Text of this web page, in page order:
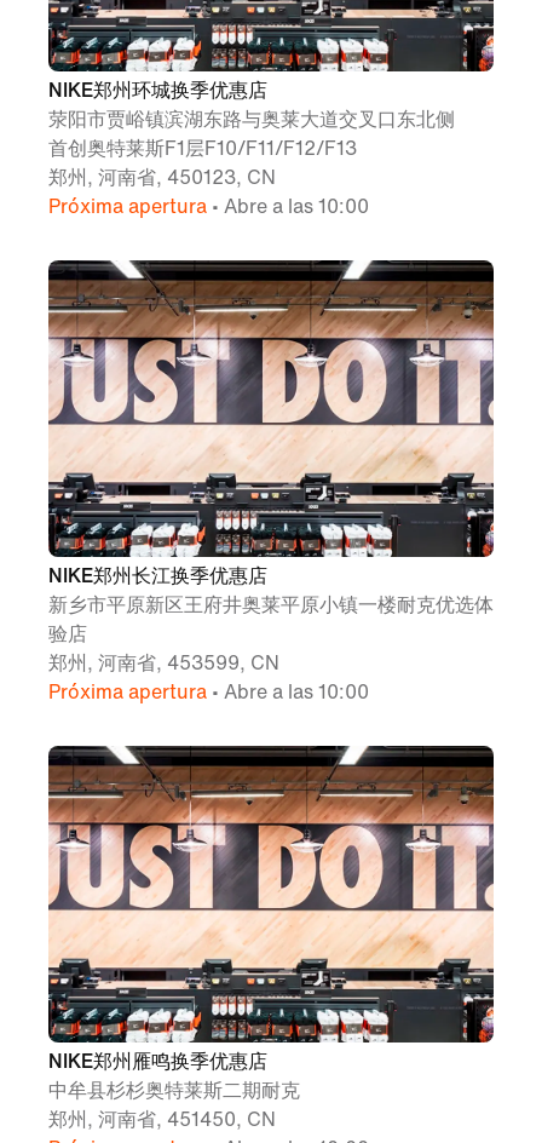
NIKE郑州环城换季优惠店
荥阳市贾峪镇滨湖东路与奥莱大道交叉口东北侧
首创奥特莱斯F1层F10/F11/F12/F13
郑州, 河南省, 450123, CN
Próxima apertura • Abre a las 10:00
NIKE郑州长江换季优惠店
新乡市平原新区王府井奥莱平原小镇一楼耐克优选体
验店
郑州, 河南省, 453599, CN
Próxima apertura • Abre a las 10:00
NIKE郑州雁鸣换季优惠店
中牟县杉杉奥特莱斯二期耐克
郑州, 河南省, 451450, CN